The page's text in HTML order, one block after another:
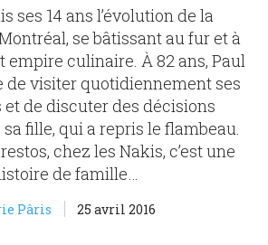
ses 14 ans l’évolution de la
se bâtissant au fur et à
empire culinaire. À 82 ans, Paul
de visiter quotidiennement ses
de discuter des décisions
sa fille, qui a repris le flambeau.
chez les Nakis, c’est une
de famille…
Pâris 25 avril 2016